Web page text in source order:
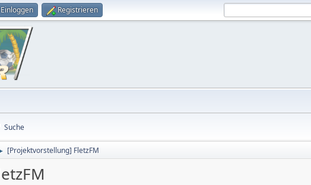
Einloggen Registrieren
Suche
► [Projektvorstellung] FletzFM